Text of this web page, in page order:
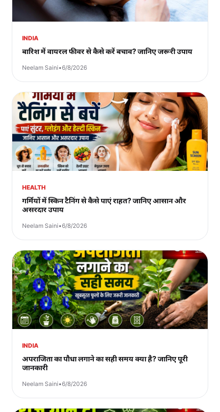
INDIA
बारिश में वायरल फीवर से कैसे करें बचाव? जानिए जरूरी उपाय
Neelam Saini•6/8/2026
HEALTH
गर्मियों में स्किन टैनिंग से कैसे पाएं राहत? जानिए आसान और
असरदार उपाय
Neelam Saini•6/8/2026
INDIA
अपराजिता का पौधा लगाने का सही समय क्या है? जानिए पूरी
जानकारी
Neelam Saini•6/8/2026